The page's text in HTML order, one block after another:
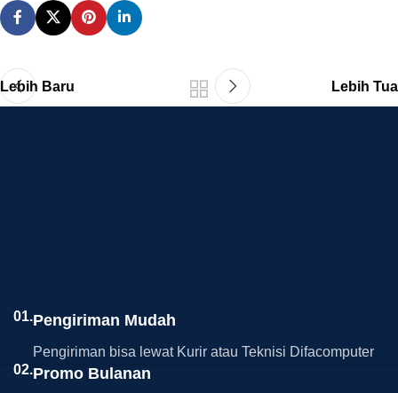
Lebih Baru Lebih Tua
01.Pengiriman Mudah
Pengiriman bisa lewat Kurir atau Teknisi Difacomputer
02.Promo Bulanan